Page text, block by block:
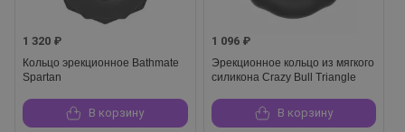
1 320 ₽
Кольцо эрекционное Bathmate
Spartan
В корзину
1 096 ₽
Эрекционное кольцо из мягкого
силикона Crazy Bull Triangle
В корзину